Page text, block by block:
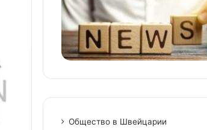
Общество в Швейцарии